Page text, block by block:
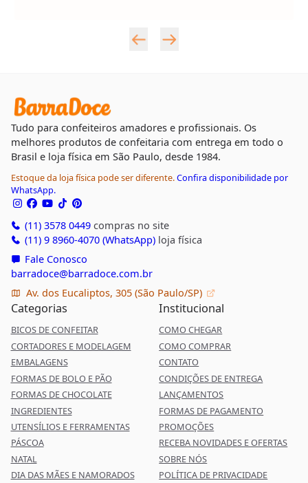
Tudo para confeiteiros amadores e profissionais. Os
melhores produtos de confeitaria com entrega em todo o
Brasil e loja física em São Paulo, desde 1984.
Estoque da loja física pode ser diferente.Confira disponibilidade por
WhatsApp.
(11) 3578 0449compras no site
(11) 9 8960-4070 (WhatsApp)loja física
Fale Conosco
barradoce@barradoce.com.br
Av. dos Eucaliptos, 305 (São Paulo/SP)
Categorias
BICOS DE CONFEITAR
CORTADORES E MODELAGEM
EMBALAGENS
FORMAS DE BOLO E PÃO
FORMAS DE CHOCOLATE
INGREDIENTES
UTENSÍLIOS E FERRAMENTAS
PÁSCOA
NATAL
DIA DAS MÃES E NAMORADOS
Institucional
COMO CHEGAR
COMO COMPRAR
CONTATO
CONDIÇÕES DE ENTREGA
LANÇAMENTOS
FORMAS DE PAGAMENTO
PROMOÇÕES
RECEBA NOVIDADES E OFERTAS
SOBRE NÓS
POLÍTICA DE PRIVACIDADE